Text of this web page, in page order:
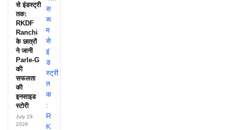
से इंडस्ट्री
तक:
RKDF
Ranchi
के छात्रों
ने जानी
Parle-G
की
सफलता
की
इनसाइड
स्टोरी
July 29,
2026